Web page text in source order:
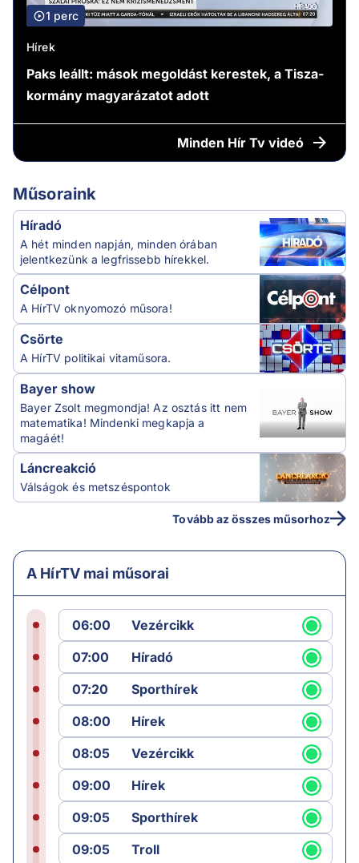
1 perc
Hírek
Paks leállt: mások megoldást kerestek, a Tisza-
kormány magyarázatot adott
Minden Hír Tv videó
Műsoraink
Híradó
A hét minden napján, minden órában
jelentkezünk a legfrissebb hírekkel.
Célpont
A HírTV oknyomozó műsora!
Csörte
A HírTV politikai vitaműsora.
Bayer show
Bayer Zsolt megmondja! Az osztás itt nem
matematika! Mindenki megkapja a
magáét!
Láncreakció
Válságok és metszéspontok
Tovább az összes műsorhoz
A HírTV mai műsorai
06:00
Vezércikk
07:00
Híradó
07:20
Sporthírek
08:00
Hírek
08:05
Vezércikk
09:00
Hírek
09:05
Sporthírek
09:05
Troll